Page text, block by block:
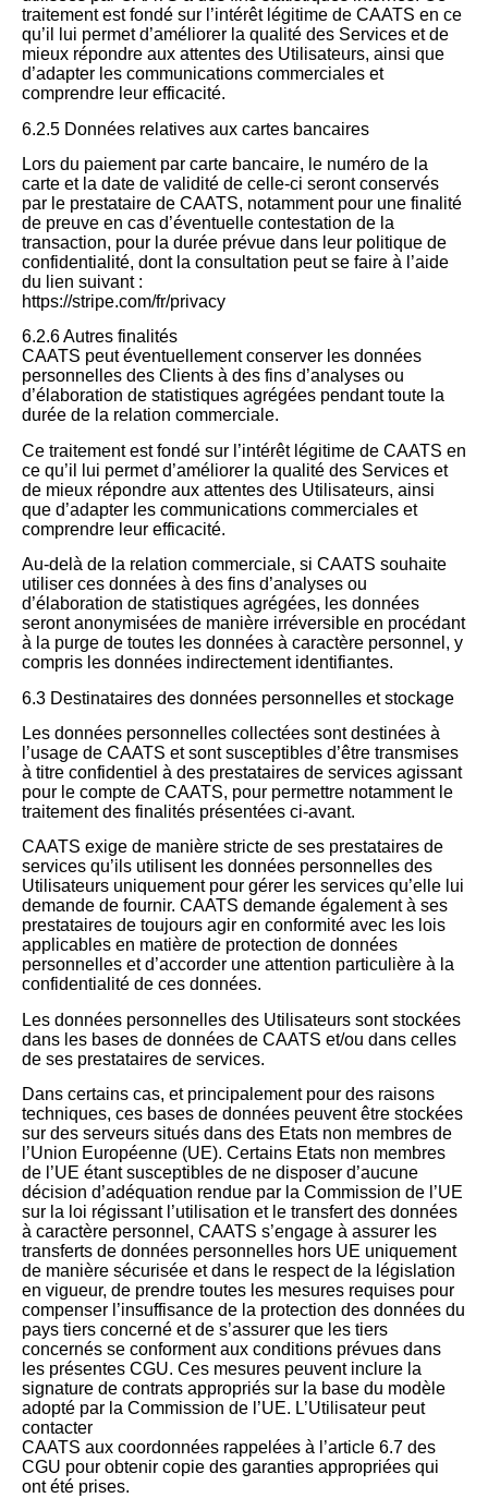
traitement est fondé sur l’intérêt légitime de CAATS en ce
qu’il lui permet d’améliorer la qualité des Services et de
mieux répondre aux attentes des Utilisateurs, ainsi que
d’adapter les communications commerciales et
comprendre leur efficacité.
6.2.5 Données relatives aux cartes bancaires
Lors du paiement par carte bancaire, le numéro de la
carte et la date de validité de celle-ci seront conservés
par le prestataire de CAATS, notamment pour une finalité
de preuve en cas d’éventuelle contestation de la
transaction, pour la durée prévue dans leur politique de
confidentialité, dont la consultation peut se faire à l’aide
du lien suivant :
https://stripe.com/fr/privacy
6.2.6 Autres finalités
CAATS peut éventuellement conserver les données
personnelles des Clients à des fins d’analyses ou
d’élaboration de statistiques agrégées pendant toute la
durée de la relation commerciale.
Ce traitement est fondé sur l’intérêt légitime de CAATS en
ce qu’il lui permet d’améliorer la qualité des Services et
de mieux répondre aux attentes des Utilisateurs, ainsi
que d’adapter les communications commerciales et
comprendre leur efficacité.
Au-delà de la relation commerciale, si CAATS souhaite
utiliser ces données à des fins d’analyses ou
d’élaboration de statistiques agrégées, les données
seront anonymisées de manière irréversible en procédant
à la purge de toutes les données à caractère personnel, y
compris les données indirectement identifiantes.
6.3 Destinataires des données personnelles et stockage
Les données personnelles collectées sont destinées à
l’usage de CAATS et sont susceptibles d’être transmises
à titre confidentiel à des prestataires de services agissant
pour le compte de CAATS, pour permettre notamment le
traitement des finalités présentées ci-avant.
CAATS exige de manière stricte de ses prestataires de
services qu’ils utilisent les données personnelles des
Utilisateurs uniquement pour gérer les services qu’elle lui
demande de fournir. CAATS demande également à ses
prestataires de toujours agir en conformité avec les lois
applicables en matière de protection de données
personnelles et d’accorder une attention particulière à la
confidentialité de ces données.
Les données personnelles des Utilisateurs sont stockées
dans les bases de données de CAATS et/ou dans celles
de ses prestataires de services.
Dans certains cas, et principalement pour des raisons
techniques, ces bases de données peuvent être stockées
sur des serveurs situés dans des Etats non membres de
l’Union Européenne (UE). Certains Etats non membres
de l’UE étant susceptibles de ne disposer d’aucune
décision d’adéquation rendue par la Commission de l’UE
sur la loi régissant l’utilisation et le transfert des données
à caractère personnel, CAATS s’engage à assurer les
transferts de données personnelles hors UE uniquement
de manière sécurisée et dans le respect de la législation
en vigueur, de prendre toutes les mesures requises pour
compenser l’insuffisance de la protection des données du
pays tiers concerné et de s’assurer que les tiers
concernés se conforment aux conditions prévues dans
les présentes CGU. Ces mesures peuvent inclure la
signature de contrats appropriés sur la base du modèle
adopté par la Commission de l’UE. L’Utilisateur peut
contacter
CAATS aux coordonnées rappelées à l’article 6.7 des
CGU pour obtenir copie des garanties appropriées qui
ont été prises.